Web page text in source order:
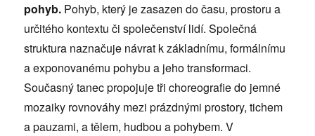
pohyb. Pohyb, který je zasazen do času, prostoru a
určitého kontextu či společenství lidí. Společná
struktura naznačuje návrat k základnímu, formálnímu
a exponovanému pohybu a jeho transformaci.
Současný tanec propojuje tři choreografie do jemné
mozaiky rovnováhy mezi prázdnými prostory, tichem
a pauzami, a tělem, hudbou a pohybem. V